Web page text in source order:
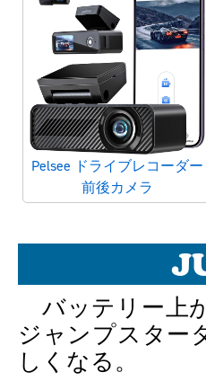
Pelsee ドライブレコーダー
前後カメラ
バッテリー上
ジャンプスター
しくなる。